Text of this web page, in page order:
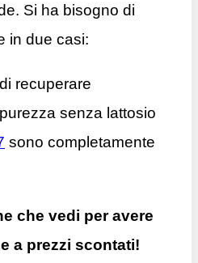
Si ha bisogno di
in due casi:
recuperare
senza lattosio
sono completamente
che vedi per avere
a prezzi scontati!